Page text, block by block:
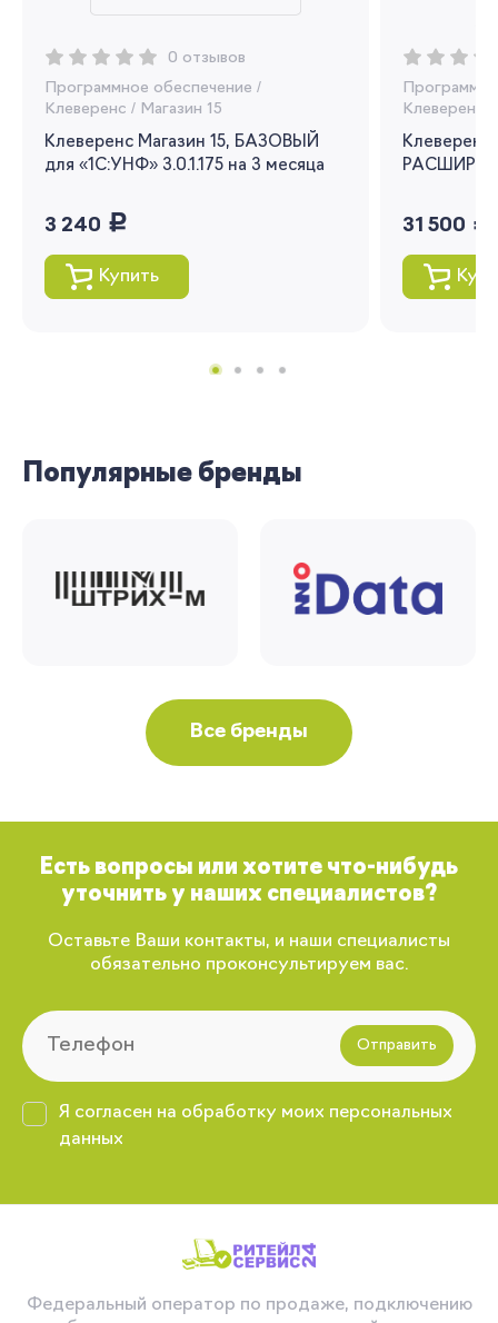
0 отзывов
Программное обеспечение /
Клеверенс / Магазин 15
Клеверенс Магазин 15, БАЗОВЫЙ
для «1С:УНФ» 3.0.1.175 на 3 месяца
3 240 руб.
Купить
Клеверенс
31 500 руб.
Популярные бренды
Все бренды
Есть вопросы или хотите что-нибудь
уточнить у наших специалистов?
Оставьте Ваши контакты, и наши специалисты
обязательно проконсультируем вас.
Отправить
Я согласен на обработку моих персональных
данных
Федеральный оператор по продаже, подключению
Я согласен на обработку моих
персональных данных
Вы сможете отслеживать статус своих
заказов и получать индивидуальные
рекомендации